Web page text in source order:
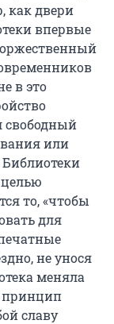
как двери
впервые
в это
свободный
или
то, «чтобы
для
не унося
меняла
принцип
славу